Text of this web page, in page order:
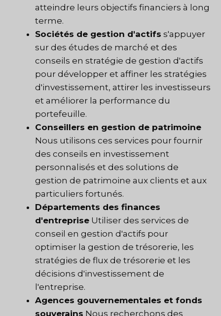
atteindre leurs objectifs financiers à long
terme.
Sociétés de gestion d'actifs s'appuyer
sur des études de marché et des
conseils en stratégie de gestion d'actifs
pour développer et affiner les stratégies
d'investissement, attirer les investisseurs
et améliorer la performance du
portefeuille.
Conseillers en gestion de patrimoine
Nous utilisons ces services pour fournir
des conseils en investissement
personnalisés et des solutions de
gestion de patrimoine aux clients et aux
particuliers fortunés.
Départements des finances
d'entreprise Utiliser des services de
conseil en gestion d'actifs pour
optimiser la gestion de trésorerie, les
stratégies de flux de trésorerie et les
décisions d'investissement de
l'entreprise.
Agences gouvernementales et fonds
souverains Nous recherchons des